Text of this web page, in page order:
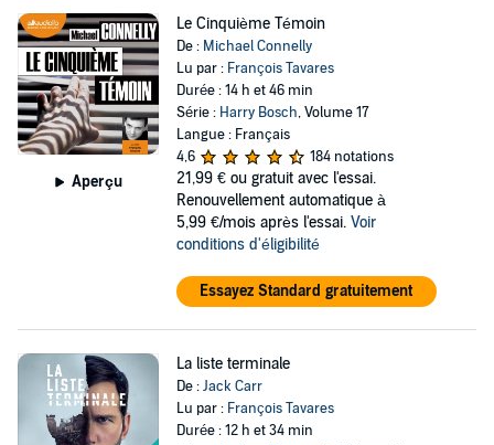
Aperçu
Le Cinquième Témoin
De : Michael Connelly
Lu par : François Tavares
Durée : 14 h et 46 min
Série : Harry Bosch, Volume 17
Langue : Français
4,6
184 notations
21,99 € ou gratuit avec l'essai.
Renouvellement automatique à
5,99 €/mois après l'essai. Voir
conditions d'éligibilité
Essayez Standard gratuitement
La liste terminale
De :Jack Carr
Lu par : François Tavares
Durée : 12 h et 34 min